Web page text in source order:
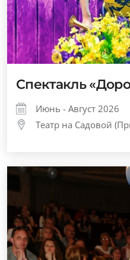
Спектакль
Июнь - Август 2026
Театр на Садовой